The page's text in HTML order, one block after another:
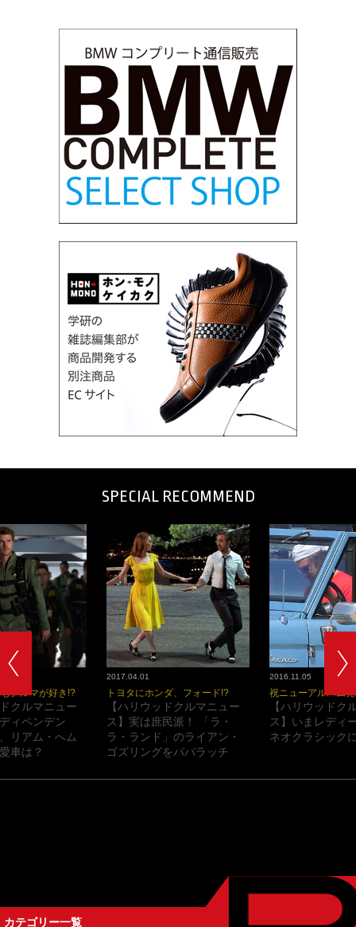
SPECIAL RECOMMEND
2017.04.01
トヨタにホンダ、フォード!?
【ハリウッドクルマニュー
ス】実は庶民派！ 「ラ・
ラ・ランド」のライアン・
ゴズリングをパパラッチ
2016.11.05
祝ニューアルバム
【ハリウッドク
ス】いまレディ
ネオクラシック
クルマが好き!?
クルマニュー
ィペンデン
リアム・へム
車は？
カテゴリー一覧